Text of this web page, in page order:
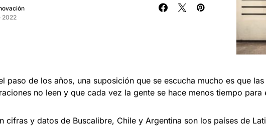
2022
paso de los años, una suposición que se escucha mucho es que las
no leen y que cada vez la gente se hace menos tiempo para
cifras y datos de Buscalibre, Chile y Argentina son los países de